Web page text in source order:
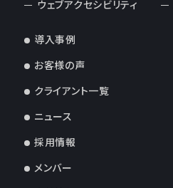
ウェブアクセシビリティ
導入事例
お客様の声
クライアント一覧
ニュース
採用情報
メンバー